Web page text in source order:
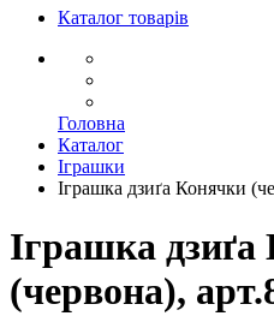
Каталог товарів
Головна
Каталог
Іграшки
Іграшка дзиґа Конячки
Іграшка
(червона),